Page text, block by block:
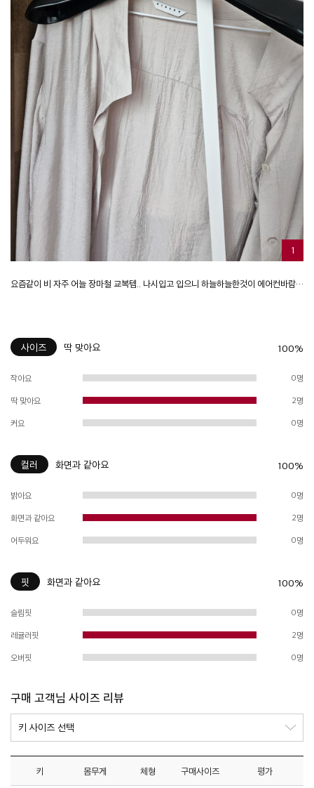
1
요즘같이 비 자주 어늘 장마철 교복템.. 나시입고 입으니 하늘하늘한것이 에어컨바람도 커버되고 출근룩
사이즈 딱 맞아요 100%
작아요 0명
딱 맞아요 2명
커요 0명
컬러 화면과 같아요 100%
밝아요 0명
화면과 같아요 2명
어두워요 0명
핏 화면과 같아요 100%
슬림핏 0명
레귤러핏 2명
오버핏 0명
구매 고객님 사이즈 리뷰
키 몸무게 체형 구매사이즈 평가